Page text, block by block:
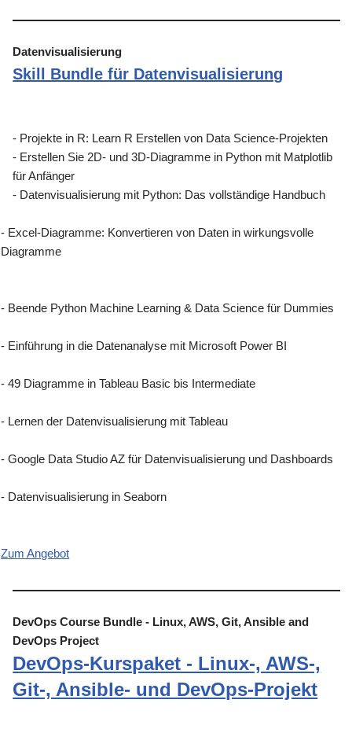
Datenvisualisierung
Skill Bundle für Datenvisualisierung
- Projekte in R: Learn R Erstellen von Data Science-Projekten
- Erstellen Sie 2D- und 3D-Diagramme in Python mit Matplotlib
für Anfänger
- Datenvisualisierung mit Python: Das vollständige Handbuch
- Excel-Diagramme: Konvertieren von Daten in wirkungsvolle
Diagramme
- Beende Python Machine Learning & Data Science für Dummies
- Einführung in die Datenanalyse mit Microsoft Power BI
- 49 Diagramme in Tableau Basic bis Intermediate
- Lernen der Datenvisualisierung mit Tableau
- Google Data Studio AZ für Datenvisualisierung und Dashboards
- Datenvisualisierung in Seaborn
Zum Angebot
DevOps Course Bundle - Linux, AWS, Git, Ansible and
DevOps Project
DevOps-Kurspaket - Linux-, AWS-,
Git-, Ansible- und DevOps-Projekt